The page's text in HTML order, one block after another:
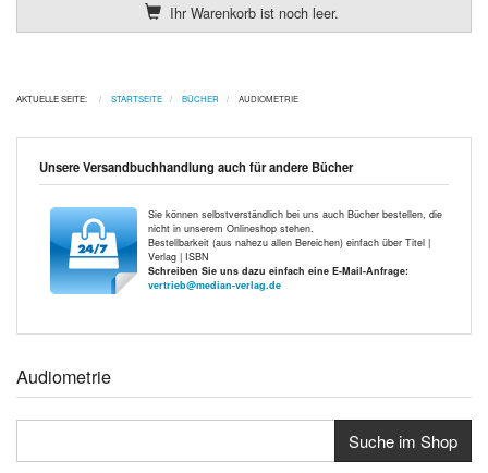
Ihr Warenkorb ist noch leer.
AKTUELLE SEITE: STARTSEITE BÜCHER AUDIOMETRIE
Unsere Versandbuchhandlung auch für andere Bücher
Sie können selbstverständlich bei uns auch Bücher bestellen, die
nicht in unserem Onlineshop stehen.
Bestellbarkeit (aus nahezu allen Bereichen) einfach über Titel |
Verlag | ISBN
Schreiben Sie uns dazu einfach eine E-Mail-Anfrage:
vertrieb@median-verlag.de
Audiometrie
Suche im Shop